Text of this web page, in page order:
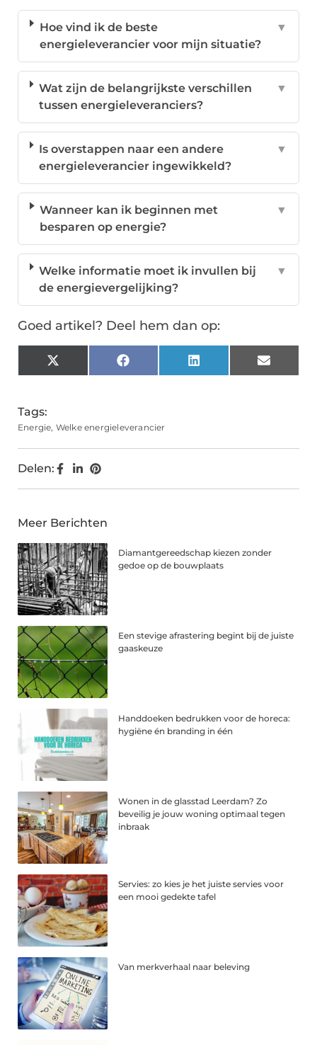
Hoe vind ik de beste
energieleverancier voor mijn situatie?
▼
Wat zijn de belangrijkste verschillen
tussen energieleveranciers?
▼
Is overstappen naar een andere
energieleverancier ingewikkeld?
▼
Wanneer kan ik beginnen met
besparen op energie?
▼
Welke informatie moet ik invullen bij
de energievergelijking?
▼
Goed artikel? Deel hem dan op:
X
(Twitter)
Facebook LinkedIn Email
Tags:
Energie, Welke energieleverancier
Delen:
Meer Berichten
Diamantgereedschap kiezen zonder
gedoe op de bouwplaats
Een stevige afrastering begint bij de juiste
gaaskeuze
Handdoeken bedrukken voor de horeca:
hygiëne én branding in één
Wonen in de glasstad Leerdam? Zo
beveilig je jouw woning optimaal tegen
inbraak
Servies: zo kies je het juiste servies voor
een mooi gedekte tafel
Van merkverhaal naar beleving